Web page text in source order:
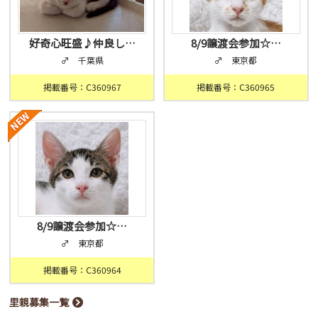
好奇心旺盛♪仲良し…
♂ 千葉県
掲載番号：C360967
8/9譲渡会参加☆…
♂ 東京都
掲載番号：C360965
8/9譲渡会参加☆…
♂ 東京都
掲載番号：C360964
里親募集一覧